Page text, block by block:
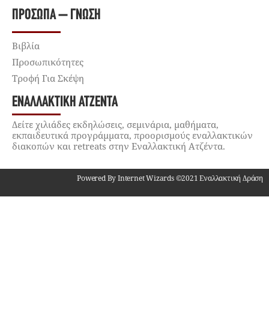
ΠΡΌΣΩΠΑ – ΓΝΏΣΗ
Βιβλία
Προσωπικότητες
Τροφή Για Σκέψη
ΕΝΑΛΛΑΚΤΙΚΉ ΑΤΖΈΝΤΑ
Δείτε χιλιάδες εκδηλώσεις, σεμινάρια, μαθήματα,
εκπαιδευτικά προγράμματα, προορισμούς εναλλακτικών
διακοπών και retreats στην Εναλλακτική Ατζέντα.
Powered By Internet Wizards ©2021 Εναλλακτική Δράση